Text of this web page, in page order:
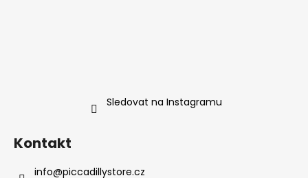
Sledovat na Instagramu
Kontakt
info@piccadillystore.cz